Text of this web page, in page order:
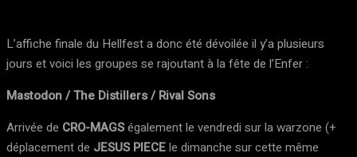
L’affiche finale du Hellfest a donc été dévoilée il y’a plusieurs
jours et voici les groupes se rajoutant à la fête de l’Enfer :
Mastodon / The Distillers / Rival Sons
Arrivée de CRO-MAGSégalement le vendredi sur la warzone (+
déplacement de JESUS PIECEle dimanche sur cette même